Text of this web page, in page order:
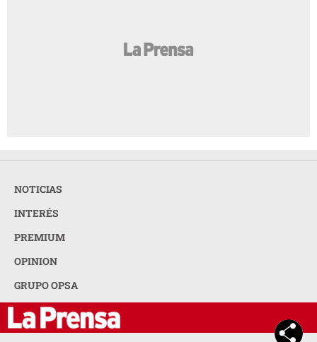
NOTICIAS
INTERÉS
PREMIUM
OPINION
GRUPO OPSA